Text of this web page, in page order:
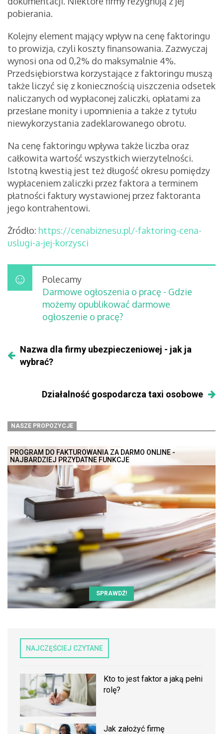
pobierania.
Kolejny element mający wpływ na cenę faktoringu
to prowizja, czyli koszty finansowania. Zazwyczaj
wynosi ona od 0,2% do maksymalnie 4%.
Przedsiębiorstwa korzystające z faktoringu muszą
także liczyć się z koniecznością uiszczenia odsetek
naliczanych od wypłaconej zaliczki, opłatami za
przesłane monity i upomnienia a także z tytułu
niewykorzystania zadeklarowanego obrotu.
Na cenę faktoringu wpływa także liczba oraz
całkowita wartość wszystkich wierzytelności.
Istotną kwestią jest też długość okresu pomiędzy
wypłaceniem zaliczki przez faktora a terminem
płatności faktury wystawionej przez faktoranta
jego kontrahentowi.
Żródło: https://cenabiznesu.pl/-faktoring-cena-
uslugi-a-jej-korzysci
Polecamy
Darmowe ogłoszenia o pracę - Gdzie
możemy opublikować darmowe
ogłoszenie o pracę?
Nazwa dla firmy ubezpieczeniowej - jak ja
wybrać?
Działalność gospodarcza taxi osobowe
NASZE PROPOZYCJE
PROGRAM DO FAKTUROWANIA ZA DARMO ONLINE -
NAJBARDZIEJ PRZYDATNE FUNKCJE
SPRAWDŹ!
NAJCZĘŚCIEJ CZYTANE
Kto to jest faktor a jaką pełni
rolę?
Jak założyć firmę